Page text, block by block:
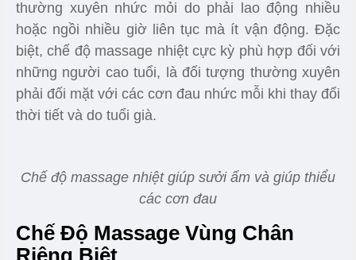
thường xuyên nhức mỏi do phải lao động nhiều
hoặc ngồi nhiều giờ liên tục mà ít vận động. Đặc
biệt, chế độ massage nhiệt cực kỳ phù hợp đối với
những người cao tuổi, là đối tượng thường xuyên
phải đối mặt với các cơn đau nhức mỗi khi thay đổi
thời tiết và do tuổi già.
Chế độ massage nhiệt giúp sưởi ấm và giúp thiểu
các cơn đau
Chế Độ Massage Vùng Chân
Riêng Biệt